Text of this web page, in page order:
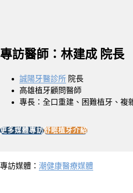
專訪醫師：林建成 院長
誠陽牙醫診所 院長
高雄植牙顧問醫師
專長：全口重建、困難植牙、複
更多媒體專訪舒眠植牙介紹
專訪媒體： 潮健康醫療媒體